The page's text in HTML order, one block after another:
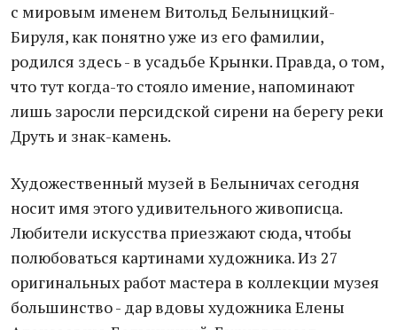
с мировым именем Витольд Белыницкий-
Бируля, как понятно уже из его фамилии,
родился здесь - в усадьбе Крынки. Правда, о том,
что тут когда-то стояло имение, напоминают
лишь заросли персидской сирени на берегу реки
Друть и знак-камень.
Художественный музей в Белыничах сегодня
носит имя этого удивительного живописца.
Любители искусства приезжают сюда, чтобы
полюбоваться картинами художника. Из 27
оригинальных работ мастера в коллекции музея
большинство - дар вдовы художника Елены